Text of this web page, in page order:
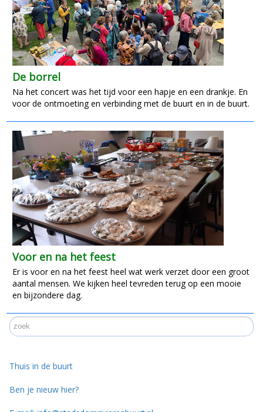
De borrel
Na het concert was het tijd voor een hapje en een drankje. En
voor de ontmoeting en verbinding met de buurt en in de buurt.
Voor en na het feest
Er is voor en na het feest heel wat werk verzet door een groot
aantal mensen. We kijken heel tevreden terug op een mooie
en bijzondere dag.
Thuis in de buurt
Ben je nieuw hier?